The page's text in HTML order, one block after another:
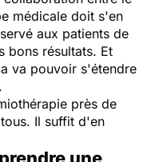
médicale doit s'en
aux patients de
bons résultats. Et
va pouvoir s'étendre
près de
Il suffit d'en